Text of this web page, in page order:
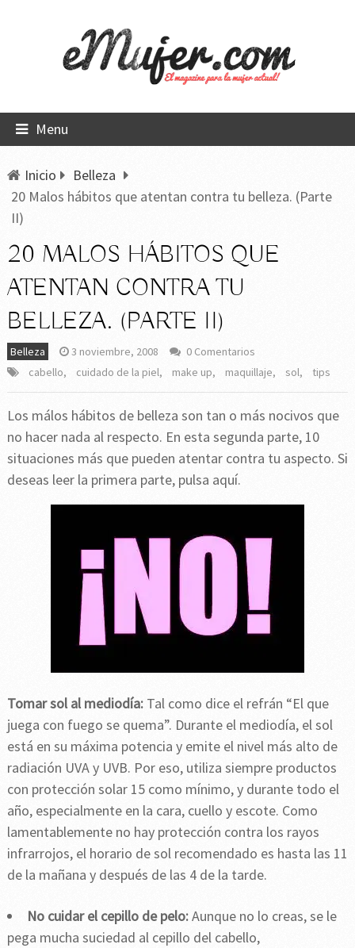
Menu
Inicio
Belleza
20 Malos hábitos que atentan contra tu belleza. (Parte
II)
20 MALOS HÁBITOS QUE
ATENTAN CONTRA TU
BELLEZA. (PARTE II)
Belleza 3 noviembre, 2008
0 Comentarios
cabello, cuidado de la piel, make up, maquillaje, sol, tips
Los málos hábitos de belleza son tan o más nocivos que
no hacer nada al respecto. En esta segunda parte, 10
situaciones más que pueden atentar contra tu aspecto. Si
deseas leer la primera parte, pulsa aquí.
Tomar sol al mediodía:Tal como dice el refrán “El que
juega con fuego se quema”. Durante el mediodía, el sol
está en su máxima potencia y emite el nivel más alto de
radiación UVA y UVB. Por eso, utiliza siempre productos
con protección solar 15 como mínimo, y durante todo el
año, especialmente en la cara, cuello y escote. Como
lamentablemente no hay protección contra los rayos
infrarrojos, el horario de sol recomendado es hasta las 11
de la mañana y después de las 4 de la tarde.
No cuidar el cepillo de pelo:Aunque no lo creas, se le
pega mucha suciedad al cepillo del cabello,